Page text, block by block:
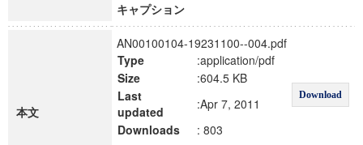
キャプション
本文
AN00100104-19231100--004.pdf
Type
:application/pdf
Download
Size
:604.5 KB
Last
updated
:Apr 7, 2011
Downloads
: 803